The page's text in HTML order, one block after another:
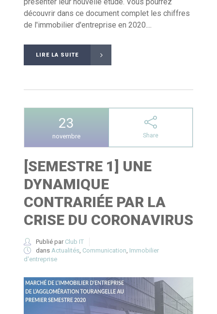
découvrir dans ce document complet les chiffres
de l'immobilier d'entreprise en 2020....
LIRE LA SUITE
23
novembre Share
[SEMESTRE 1] UNE
DYNAMIQUE
CONTRARIÉE PAR LA
CRISE DU CORONAVIRUS
Publié par Club IT
dans Actualités, Communication, Immobilier
d'entreprise